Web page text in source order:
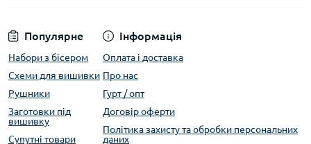
Популярне
Набори з бісером
Схеми для вишивки
Рушники
Заготовки під
вишивку
Супутні товари
Інформація
Оплата і доставка
Про нас
Гурт / опт
Договір оферти
Політика захисту та обробки персональних
даних